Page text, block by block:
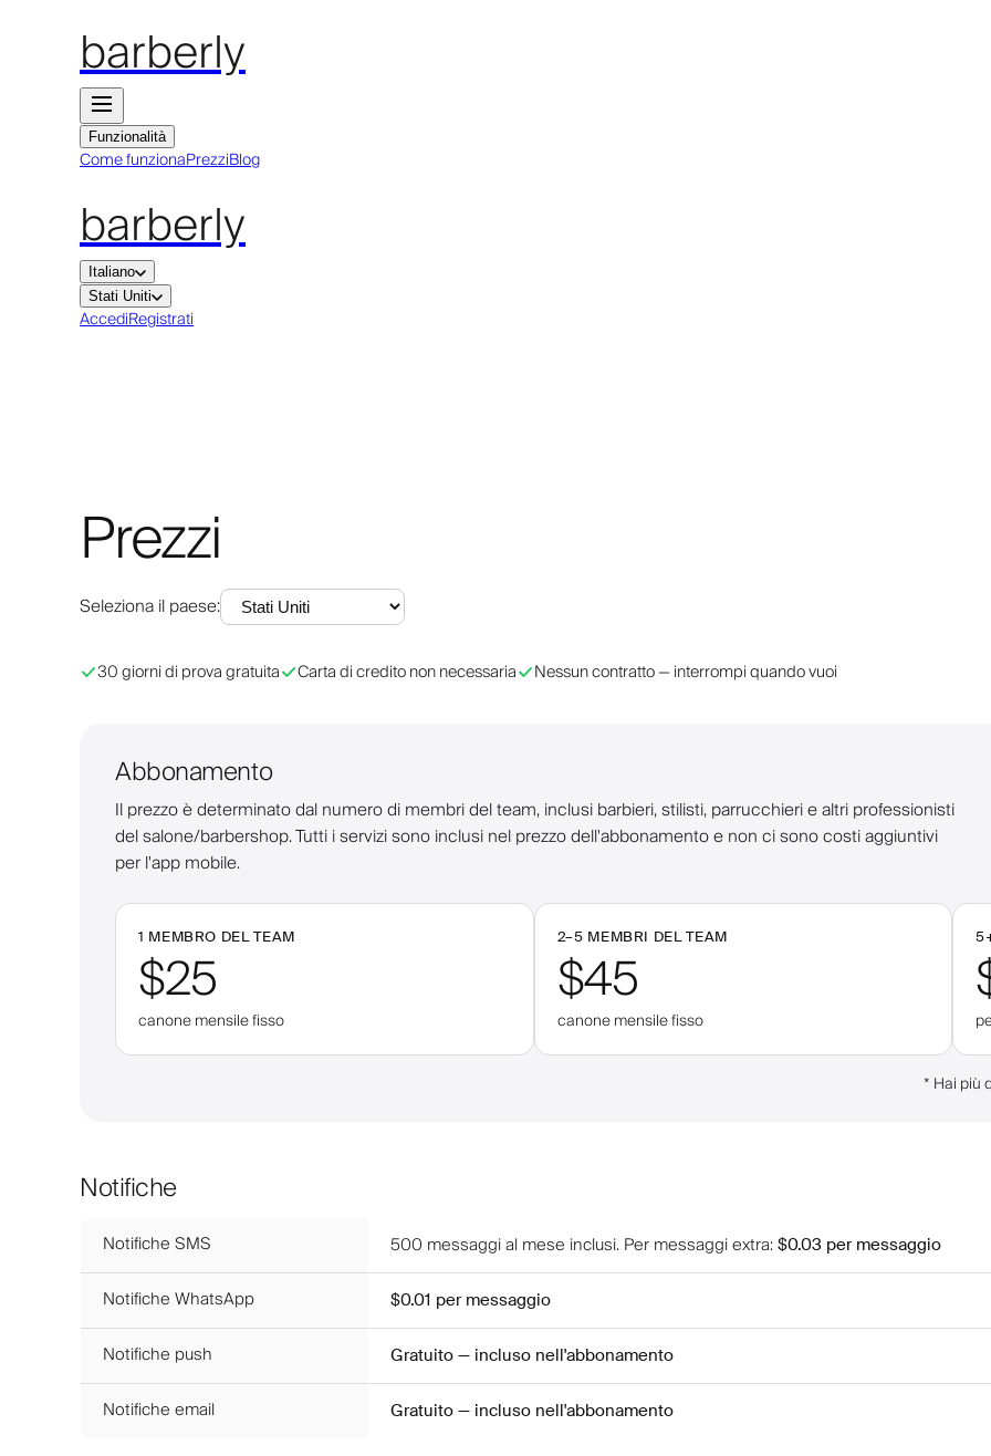
barberly
Funzionalità
Come funzionaPrezziBlog
barberly
Italiano
Stati Uniti
AccediRegistrati
Prezzi
Seleziona il paese:
30 giorni di prova gratuita Carta di credito non necessaria Nessun contratto — interrompi quando vuoi
Abbonamento
Il prezzo è determinato dal numero di membri del team, inclusi barbieri, stilisti, parrucchieri e altri professionisti
del salone/barbershop. Tutti i servizi sono inclusi nel prezzo dell'abbonamento e non ci sono costi aggiuntivi
per l'app mobile.
1 MEMBRO DEL TEAM
$25
canone mensile fisso
2–5 MEMBRI DEL TEAM
$45
canone mensile fisso
5
* Hai più
Notifiche
Notifiche SMS 500 messaggi al mese inclusi. Per messaggi extra: $0.03 per messaggio
Notifiche WhatsApp $0.01 per messaggio
Notifiche push Gratuito — incluso nell'abbonamento
Notifiche email Gratuito — incluso nell'abbonamento